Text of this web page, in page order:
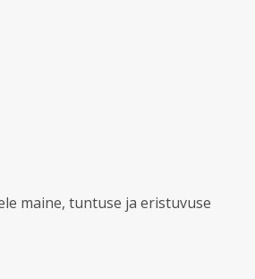
maine, tuntuse ja eristuvuse